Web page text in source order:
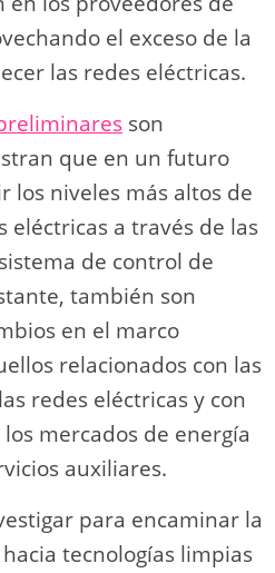
el exceso de la
las redes eléctricas.
son
que en un futuro
los niveles más altos de
eléctricas a través de las
de control de
también son
en el marco
relacionados con las
redes eléctricas y con
mercados de energía
auxiliares.
para encaminar la
tecnologías limpias